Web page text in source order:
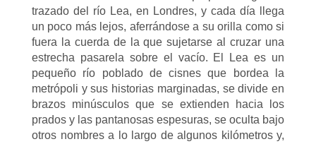
trazado del río Lea, en Londres, y cada día llega
un poco más lejos, aferrándose a su orilla como si
fuera la cuerda de la que sujetarse al cruzar una
estrecha pasarela sobre el vacío. El Lea es un
pequeño río poblado de cisnes que bordea la
metrópoli y sus historias marginadas, se divide en
brazos minúsculos que se extienden hacia los
prados y las pantanosas espesuras, se oculta bajo
otros nombres a lo largo de algunos kilómetros y,